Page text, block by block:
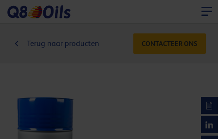
Terug naar producten CONTACTEER ONS